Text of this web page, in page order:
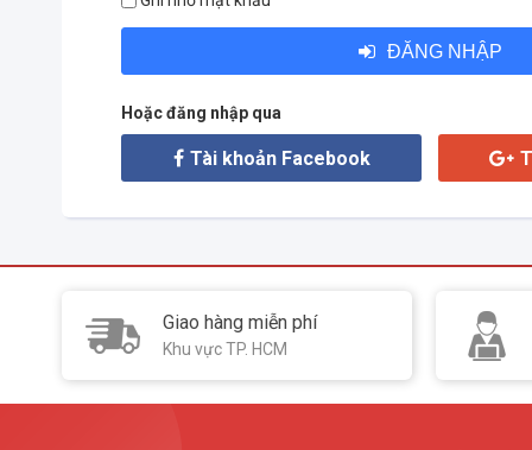
ĐĂNG NHẬP
Hoặc đăng nhập qua
Tài khoản Facebook
Giao hàng miễn phí
Khu vực TP. HCM